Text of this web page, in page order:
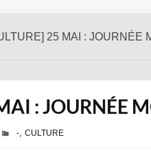
25 MAI : JOURNÉE
: JOURNÉE
-, CULTURE